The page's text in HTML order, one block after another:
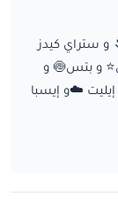
و ستراي كيدز
و بتس🍥 و
☁️و إيسبا